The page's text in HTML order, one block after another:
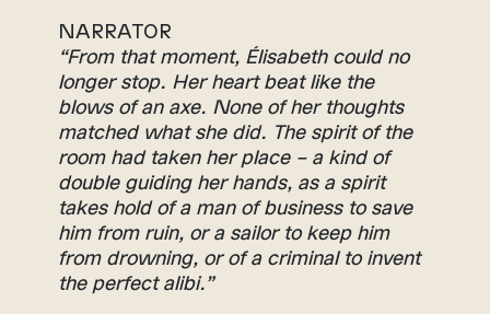
NARRATOR
“From that moment, Élisabeth could no
longer stop. Her heart beat like the
blows of an axe. None of her thoughts
matched what she did. The spirit of the
room had taken her place – a kind of
double guiding her hands, as a spirit
takes hold of a man of business to save
him from ruin, or a sailor to keep him
from drowning, or of a criminal to invent
the perfect alibi.”